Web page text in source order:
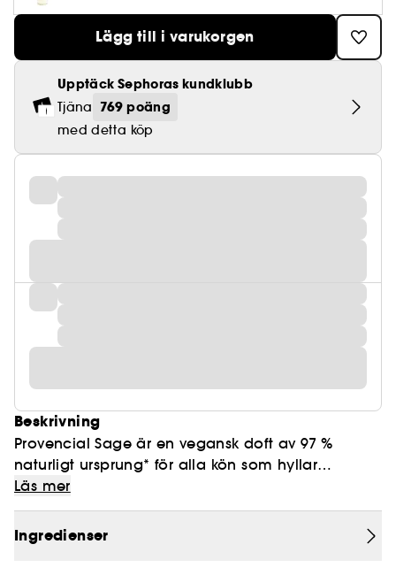
Lägg till i varukorgen
Upptäck Sephoras kundklubb
Tjäna 769 poäng
med detta köp
Beskrivning
Provencial Sage är en vegansk doft av 97 %
naturligt ursprung* för alla kön som hyllar
naturens skönhet. Den har skapats som en
hyllning till det rika arvet och de frodiga
botaniska trädgårdarna i Provence i södra
Frankrike, ett område som kallas parfymens
Läs mer
Ingredienser